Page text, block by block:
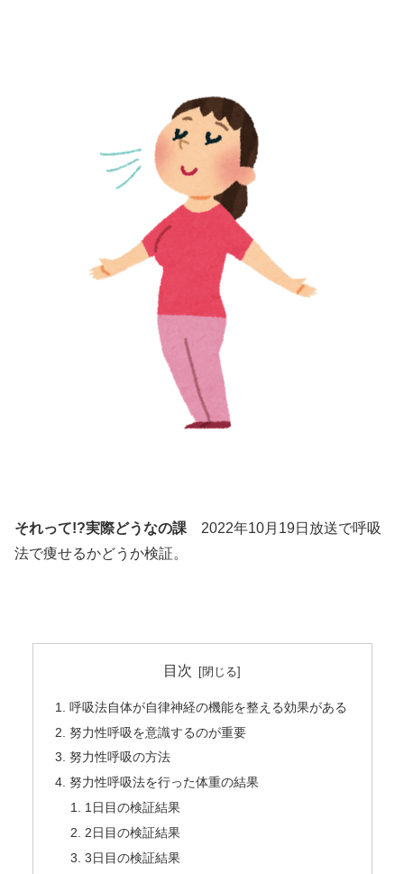
それって!?実際どうなの課 2022年10月19日放送で呼吸
法で痩せるかどうか検証。
目次
呼吸法自体が自律神経の機能を整える効果がある
努力性呼吸を意識するのが重要
努力性呼吸の方法
努力性呼吸法を行った体重の結果
1日目の検証結果
2日目の検証結果
3日目の検証結果